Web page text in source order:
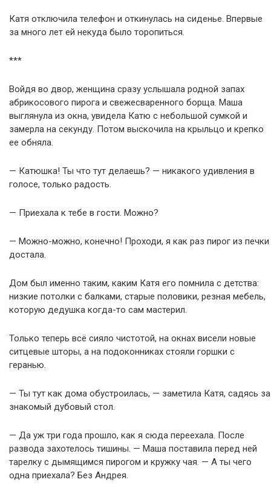
Катя отключила телефон и откинулась на сиденье. Впервые
за много лет ей некуда было торопиться.
***
Войдя во двор, женщина сразу услышала родной запах
абрикосового пирога и свежесваренного борща. Маша
выглянула из окна, увидела Катю с небольшой сумкой и
замерла на секунду. Потом выскочила на крыльцо и крепко
ее обняла.
— Катюшка! Ты что тут делаешь? — никакого удивления в
голосе, только радость.
— Приехала к тебе в гости. Можно?
— Можно-можно, конечно! Проходи, я как раз пирог из печки
достала.
Дом был именно таким, каким Катя его помнила с детства:
низкие потолки с балками, старые половики, резная мебель,
которую дедушка когда-то сам мастерил.
Только теперь всё сияло чистотой, на окнах висели новые
ситцевые шторы, а на подоконниках стояли горшки с
геранью.
— Ты тут как дома обустроилась, — заметила Катя, садясь за
знакомый дубовый стол.
— Да уж три года прошло, как я сюда переехала. После
развода захотелось тишины. — Маша поставила перед ней
тарелку с дымящимся пирогом и кружку чая. — А ты чего
одна приехала? Без Андрея.